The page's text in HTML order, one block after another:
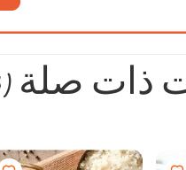
ذات صلة (3)